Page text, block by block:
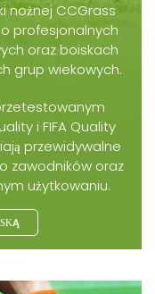
nożnej CCGrass
profesjonalnych
oraz boiskach
grup wiekowych.
i FIFA Quality
przewidywalne
zawodników oraz
użytkowaniu.